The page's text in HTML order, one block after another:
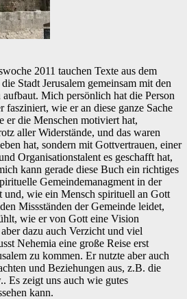
2011 tauchen Texte aus dem
Stadt Jerusalem gemeinsam mit den
Mich persönlich hat die Person
fasziniert, wie er an diese ganze Sache
er die Menschen motiviert hat,
aller Widerstände, und das waren
hat, sondern mit Gottvertrauen, einer
Organisationstalent es geschafft hat,
kann gerade diese Buch ein richtiges
Gemeindemanagment in der
und, wie ein Mensch spirituell an Gott
Missständen der Gemeinde leidet,
wie er von Gott eine Vision
dazu auch Verzicht und viel
Nehemia eine große Reise erst
zu kommen. Er nutzte aber auch
und Beziehungen aus, z.B. die
Es zeigt uns auch wie gutes
kann.